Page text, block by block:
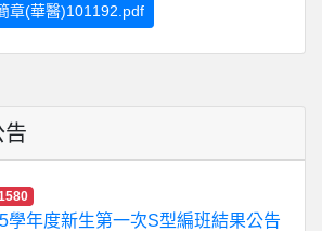
章(華醫)101192.pdf
告
學年度新生第一次S型編班結果公告